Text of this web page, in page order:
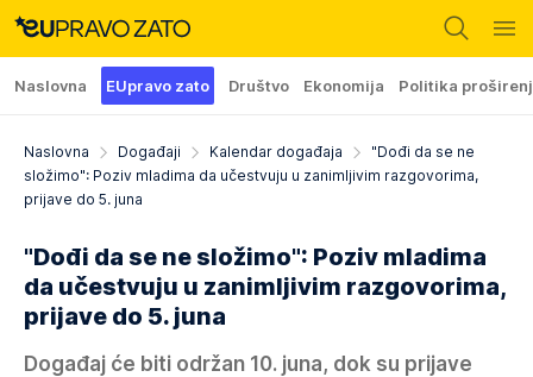
Naslovna EUpravo zato Društvo Ekonomija Politika
Naslovna Događaji Kalendar događaja
"Dođi da se ne
složimo": Poziv mladima da učestvuju u zanimljivim razgovorima,
prijave do 5. juna
"Dođi da se ne složimo": Poziv mladima
da učestvuju u zanimljivim razgovorima,
prijave do 5. juna
Događaj će biti održan 10. juna, dok su prijave